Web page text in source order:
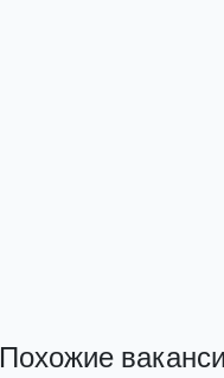
Похожие